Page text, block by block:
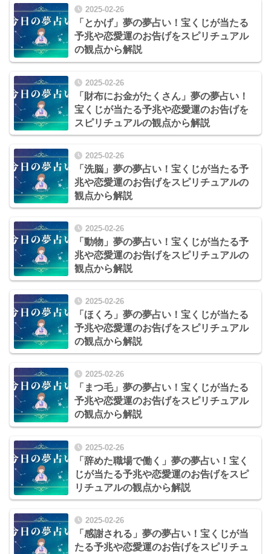
2025-02-26
「とかげ」夢の夢占い！宝くじが当たる
予兆や恋愛運のお告げをスピリチュアル
の観点から解説
2025-02-26
「財布にお金がたくさん」夢の夢占い！
宝くじが当たる予兆や恋愛運のお告げを
スピリチュアルの観点から解説
2025-02-26
「洗脳」夢の夢占い！宝くじが当たる予
兆や恋愛運のお告げをスピリチュアルの
観点から解説
2025-02-26
「動物」夢の夢占い！宝くじが当たる予
兆や恋愛運のお告げをスピリチュアルの
観点から解説
2025-02-26
「ほくろ」夢の夢占い！宝くじが当たる
予兆や恋愛運のお告げをスピリチュアル
の観点から解説
2025-02-26
「まつ毛」夢の夢占い！宝くじが当たる
予兆や恋愛運のお告げをスピリチュアル
の観点から解説
2025-02-26
「辞めた職場で働く」夢の夢占い！宝く
じが当たる予兆や恋愛運のお告げをスピ
リチュアルの観点から解説
2025-02-26
「感謝される」夢の夢占い！宝くじが当
たる予兆や恋愛運のお告げをスピリチュ